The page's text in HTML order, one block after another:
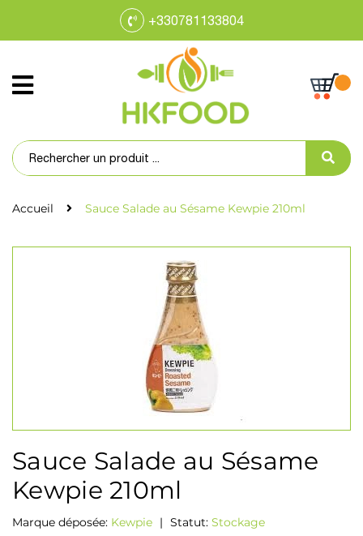
+330781133804
Accueil Sauce Salade au Sésame Kewpie 210ml
Sauce Salade au Sésame
Kewpie 210ml
Marque déposée: Kewpie | Statut: Stockage